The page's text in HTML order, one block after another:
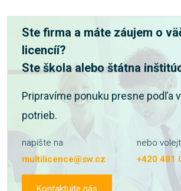
Ste firma a máte záujem o
licencíí?
Ste škola alebo štátna
Pripravíme ponuku presne podľa
potrieb.
napíšte na
multilicence@sw.cz
nebo
+420 481
Kontaktujte nás